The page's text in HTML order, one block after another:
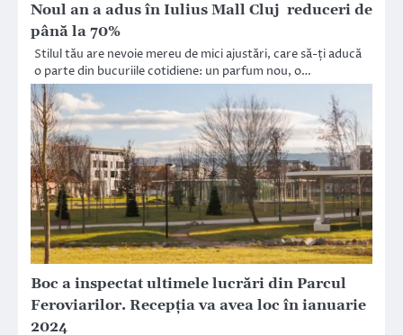
Noul an a adus în Iulius Mall Cluj reduceri de
până la 70%
Stilul tău are nevoie mereu de mici ajustări, care să-ți aducă
o parte din bucuriile cotidiene: un parfum nou, o…
Boc a inspectat ultimele lucrări din Parcul
Feroviarilor. Recepția va avea loc în ianuarie
2024